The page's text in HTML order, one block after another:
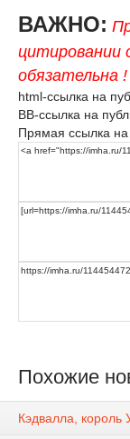
ВАЖНО:
цитировании
обязательна !
html-ссылка на
BB-ссылка на
Прямая ссылка
Похожие
Кэдвалла, король